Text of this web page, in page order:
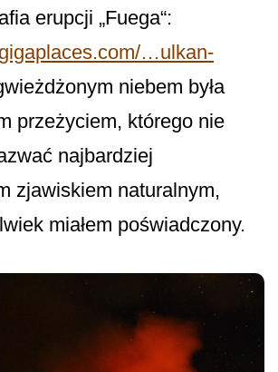
erupcji „Fuega“:
…ulkan-
niebem była
przeżyciem, którego nie
najbardziej
zjawiskiem naturalnym,
miałem poświadczony.